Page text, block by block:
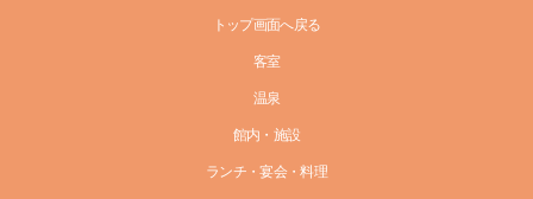
トップ画面へ戻る
客室
温泉
館内・施設
ランチ・宴会・料理